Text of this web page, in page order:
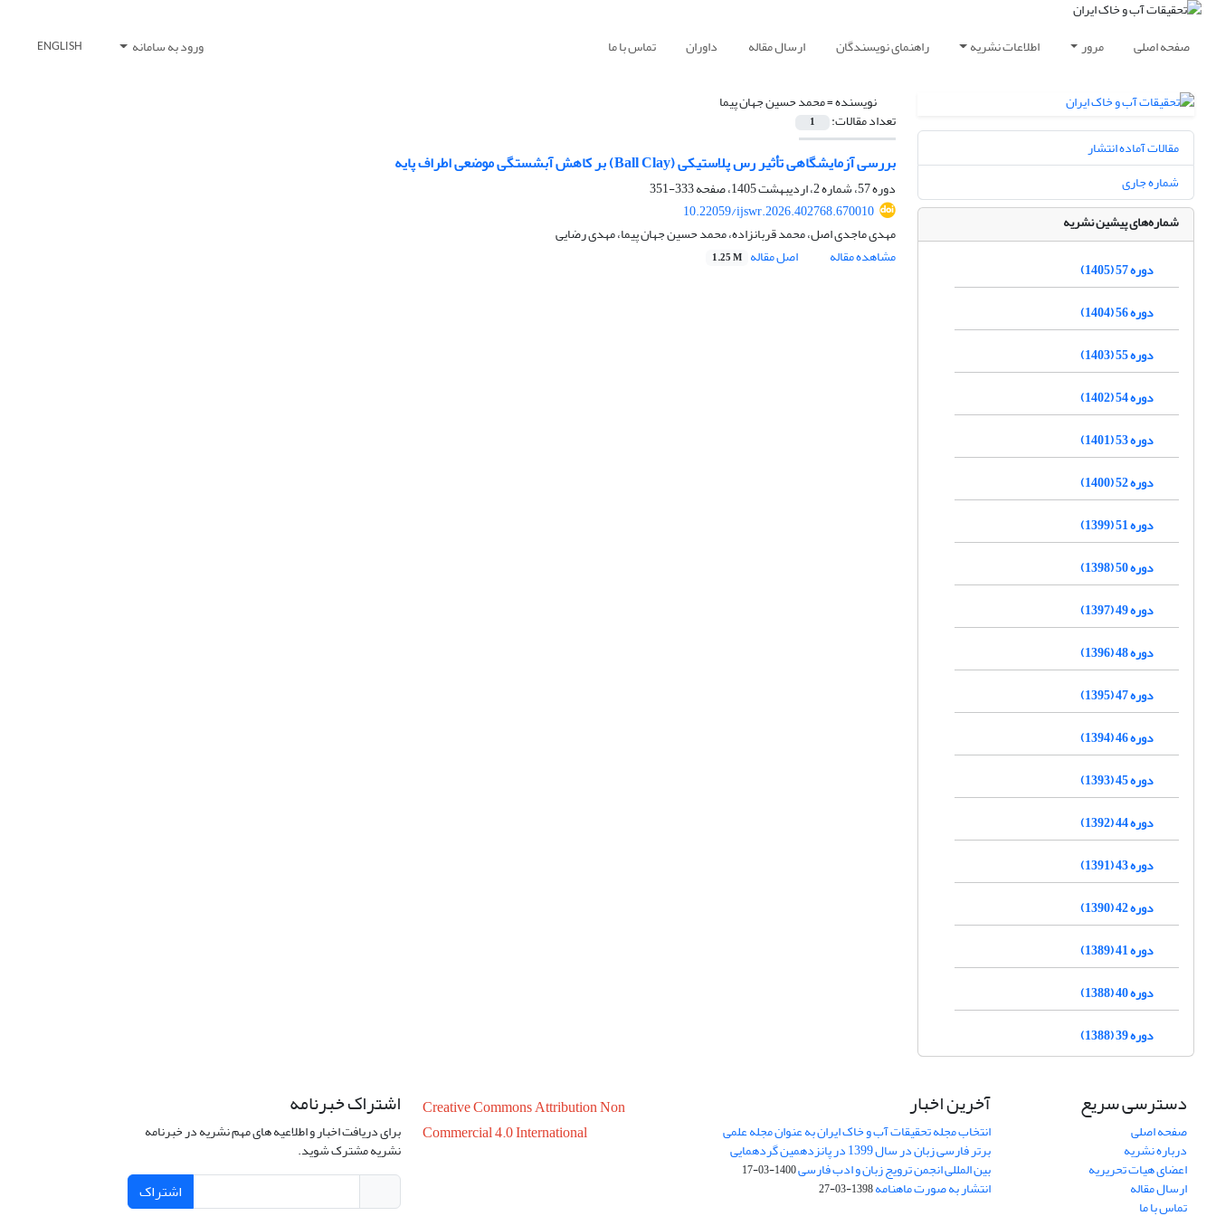
صفحه اصلی مرور اطلاعات نشریه راهنمای نویسندگان ارسال مقاله داوران تماس با ما ورود به سامانه ENGLISH
نویسنده =محمد حسین جهان پیما
تعداد مقالات: 1
بررسی آزمایشگاهی تأثیر رس پلاستیکی (Ball Clay) بر کاهش آبشستگی موضعی اطراف پایه
دوره 57، شماره 2، اردیبهشت 1405، صفحه
333-351
10.22059/ijswr.2026.402768.670010
مهدی ماجدی اصل، محمد قربانزاده، محمد حسین جهان پیما، مهدی رضایی
مشاهده مقاله
اصل مقاله 1.25 M
مقالات آماده انتشار
شماره جاری
شماره‌های پیشین نشریه
دوره 57 (1405)
دوره 56 (1404)
دوره 55 (1403)
دوره 54 (1402)
دوره 53 (1401)
دوره 52 (1400)
دوره 51 (1399)
دوره 50 (1398)
دوره 49 (1397)
دوره 48 (1396)
دوره 47 (1395)
دوره 46 (1394)
دوره 45 (1393)
دوره 44 (1392)
دوره 43 (1391)
دوره 42 (1390)
دوره 41 (1389)
دوره 40 (1388)
دوره 39 (1388)
دسترسی سریع
صفحه اصلی
درباره نشریه
اعضای هیات تحریریه
ارسال مقاله
تماس با ما
آخرین اخبار
انتخاب مجله تحقیقات آب و خاک ایران به عنوان مجله علمی
برتر فارسی زبان در سال 1399 در پانزدهمین گردهمایی
بین المللی انجمن ترویج زبان و ادب فارسی1400-03-17
انتشار به صورت ماهنامه1398-03-27
Creative Commons Attribution Non
Commercial 4.0 International
اشتراک خبرنامه
برای دریافت اخبار و اطلاعیه های مهم نشریه در خبرنامه
نشریه مشترک شوید.
اشتراک